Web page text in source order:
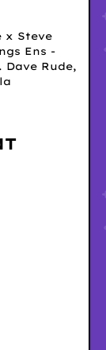
x Steve
Ens -
Rude,